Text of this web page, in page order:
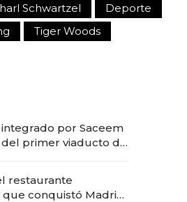
Schwartzel
Deporte
Tiger Woods
por Saceem
del primer viaducto de
restaurante
conquistó Madrid: